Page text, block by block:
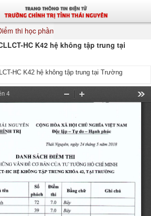
thi học phần
HC K42 hệ không tập trung tại
HC K42 hệ không tập trung tại Trường